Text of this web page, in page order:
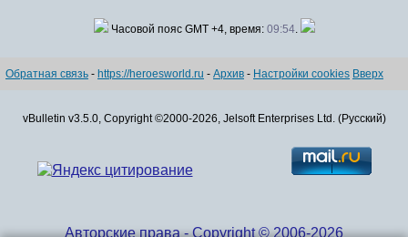
Часовой пояс GMT +4, время: 09:54.
Обратная связь - https://heroesworld.ru - Архив - Настройки cookies Вверх
vBulletin v3.5.0, Copyright ©2000-2026, Jelsoft Enterprises Ltd. (Русский)
Авторские права - Copyright © 2006-2026